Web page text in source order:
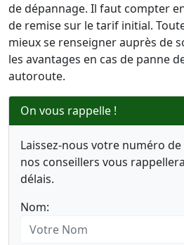
de dépannage. Il faut compter
de remise sur le tarif initial.
mieux se renseigner auprès de
les avantages en cas de panne
autoroute.
On vous rappelle !
Laissez-nous votre numéro
nos conseillers vous
délais.
Nom: